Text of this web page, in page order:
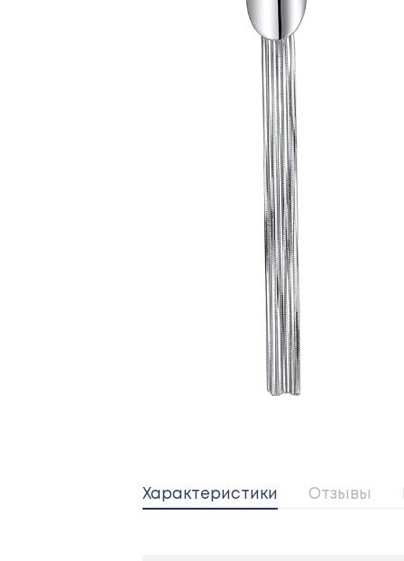
Характеристики Отзывы